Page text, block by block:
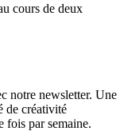
cours de deux
notre newsletter. Une
de créativité
fois par semaine.